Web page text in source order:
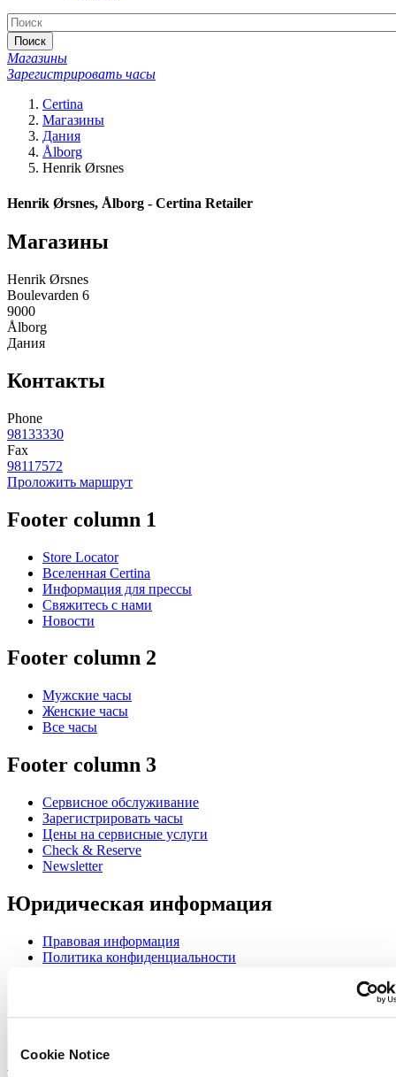
Cookie Notice
Поиск
Магазины
Зарегистрировать часы
Certina
Магазины
Дания
Ålborg
Henrik Ørsnes
Henrik Ørsnes, Ålborg - Certina Retailer
Магазины
Henrik Ørsnes
Boulevarden 6
9000
Ålborg
Дания
Контакты
Phone
98133330
Fax
98117572
Проложить маршрут
Footer column 1
Store Locator
Вселенная Certina
Информация для прессы
Свяжитесь с нами
Новости
Footer column 2
Мужские часы
Женские часы
Все часы
Footer column 3
Сервисное обслуживание
Зарегистрировать часы
Цены на сервисные услуги
Check & Reserve
Newsletter
Юридическая информация
Правовая информация
Политика конфиденциальности
Sign up to receive exclusive offers and product reviews
Sign up